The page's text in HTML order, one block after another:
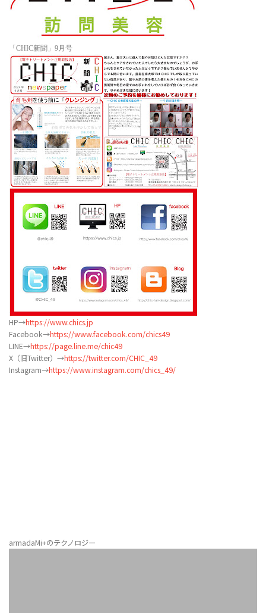
「CHIC新聞」9月号
HP→https://www.chics.jp
Facebook→https://www.facebook.com/chics49
LINE→https://page.line.me/chic49
X（旧Twitter）→https://twitter.com/CHIC_49
Instagram→https://www.instagram.com/chics_49/
armadaMi+のテクノロジー